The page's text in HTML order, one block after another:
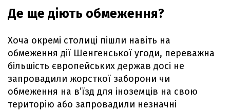
Де ще діють обмеження?
Хоча окремі столиці пішли навіть на
обмеження дії Шенгенської угоди, переважна
більшість європейських держав досі не
запровадили жорсткої заборони чи
обмеження на в’їзд для іноземців на свою
територію або запровадили незначні